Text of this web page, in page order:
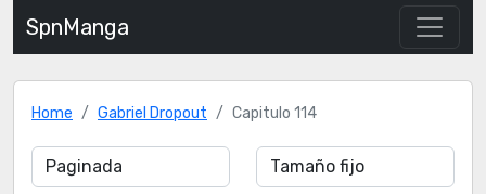
SpnManga
Home Gabriel Dropout Capitulo 114